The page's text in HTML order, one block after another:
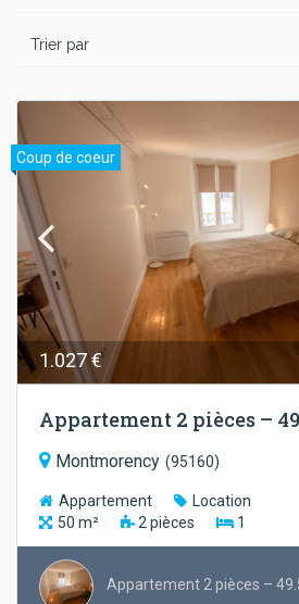
Trier par
Coup de coeur
1.027 €
Appartement 2 pièces –
Montmorency (95160)
Appartement
Location
50 m² 2 pièces 1
Appartement 2 pièces –